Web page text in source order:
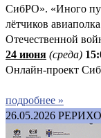
СибРО». «Иного
лётчиков
Отечественной
24 июня (среда)
Онлайн-проект
подробнее »
26.05.2026